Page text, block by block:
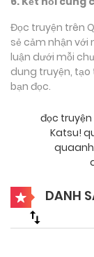
Đọc truyện trên
sẻ cảm nhận với
luận dưới mỗi
dung truyện,
bạn đọc.
đọc
Katsu!
DANH